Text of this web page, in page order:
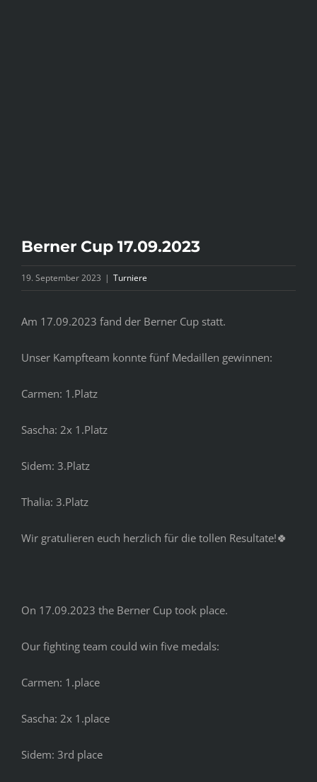
Berner Cup 17.09.2023
19. September 2023 | Turniere
Am 17.09.2023 fand der Berner Cup statt.
Unser Kampfteam konnte fünf Medaillen gewinnen:
Carmen: 1.Platz
Sascha: 2x 1.Platz
Sidem: 3.Platz
Thalia: 3.Platz
Wir gratulieren euch herzlich für die tollen Resultate!🍀
On 17.09.2023 the Berner Cup took place.
Our fighting team could win five medals:
Carmen: 1.place
Sascha: 2x 1.place
Sidem: 3rd place